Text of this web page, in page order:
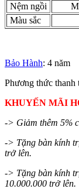
Nệm ngồi
Màu sắc
Bảo Hành: 4 năm
Phương thức thanh
KHUYẾN MÃI
-> Giảm thêm 5%
-> Tặng bàn kính
trở lên.
-> Tặng bàn kính
10.000.000 trở lên.